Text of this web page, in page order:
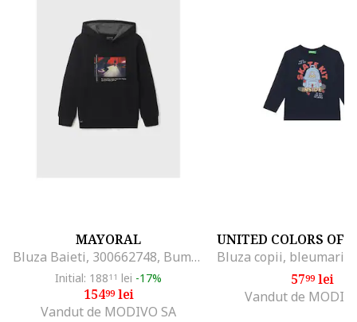
MAYORAL
Bluza Baieti, 300662748, Bumbac, Negru
Initial: 18811 lei -17%
15499lei
Vandut de MODIVO SA
5799lei
Vandut de